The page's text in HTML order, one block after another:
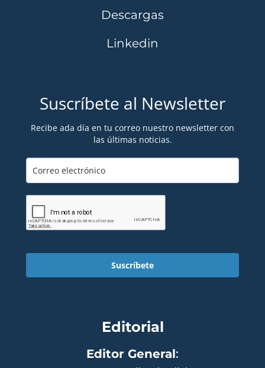
Descargas
Linkedin
Suscríbete al Newsletter
Recibe ada día en tu correo nuestro newsletter con
las últimas noticias.
Suscríbete
Editorial
Editor General: